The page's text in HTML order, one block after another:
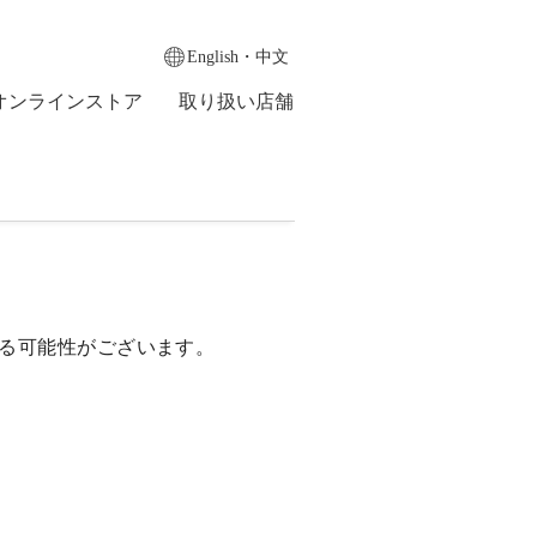
English・中文
ンラインストア 取り扱い店舗
可能性がございます。